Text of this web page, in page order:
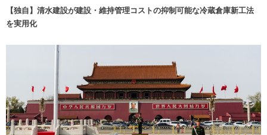
【独自】清水建設が建設・維持管理コストの抑制可能な冷蔵倉庫新工法
を実用化